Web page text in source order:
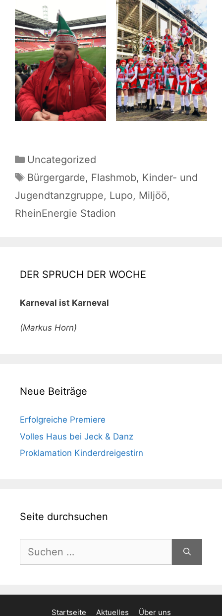
Kategorien
Uncategorized
Schlagwörter
Bürgergarde, Flashmob, Kinder- und
Jugendtanzgruppe, Lupo, Miljöö,
RheinEnergie Stadion
DER SPRUCH DER WOCHE
Karneval ist Karneval
(Markus Horn)
Neue Beiträge
Erfolgreiche Premiere
Volles Haus bei Jeck & Danz
Proklamation Kinderdreigestirn
Seite durchsuchen
nach:
Startseite Aktuelles Über uns